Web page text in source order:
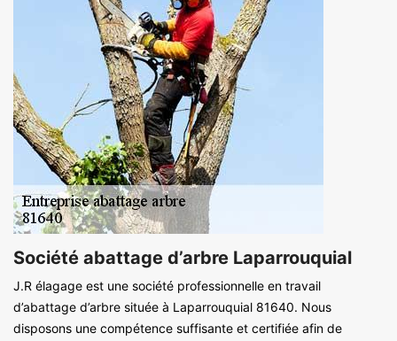
Société abattage d’arbre Laparrouquial
J.R élagage est une société professionnelle en travail
d’abattage d’arbre située à Laparrouquial 81640. Nous
disposons une compétence suffisante et certifiée afin de